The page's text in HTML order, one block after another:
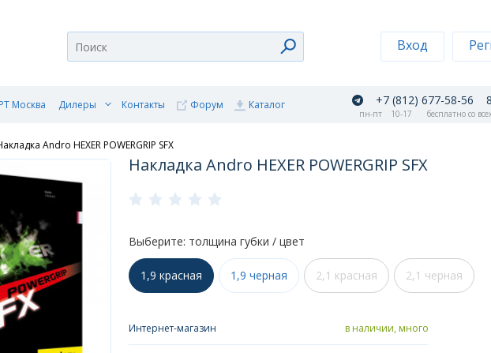
Вход
Москва Дилеры Контакты Форум Каталог +7 (812) 677-58-56
пн-пт 10-17 бесплатно со
Andro HEXER POWERGRIP SFX
Накладка Andro HEXER POWERGRIP SFX
Выберите: толщина губки / цвет
1,9 красная 1,9 черная 2,1 красная 2,1 черная
Интернет-магазин в наличии, много